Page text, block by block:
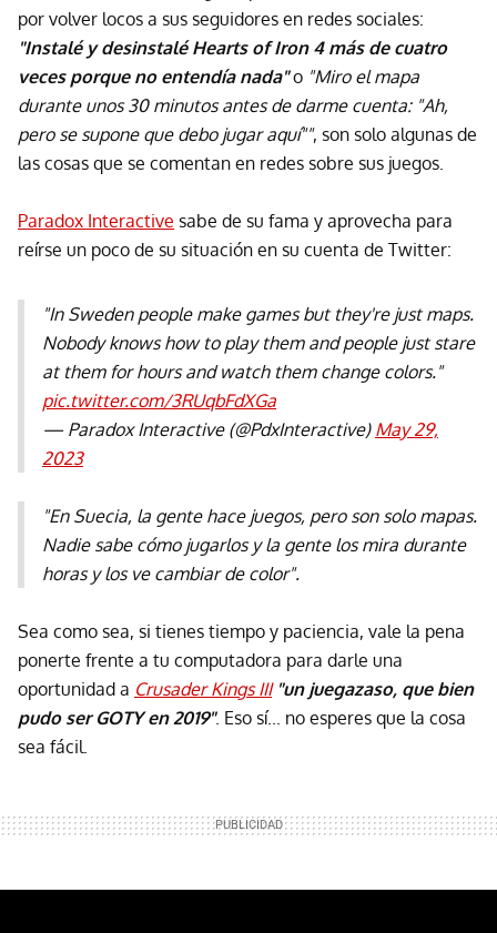
por volver locos a sus seguidores en redes sociales:
"Instalé y desinstalé Hearts of Iron 4 más de cuatro
veces porque no entendía nada"o "Miro el mapa
durante unos 30 minutos antes de darme cuenta: "Ah,
pero se supone que debo jugar aquí"", son solo algunas de
las cosas que se comentan en redes sobre sus juegos.
Paradox Interactive sabe de su fama y aprovecha para
reírse un poco de su situación en su cuenta de Twitter:
"In Sweden people make games but they're just maps.
Nobody knows how to play them and people just stare
at them for hours and watch them change colors."
pic.twitter.com/3RUqbFdXGa
— Paradox Interactive (@PdxInteractive) May 29,
2023
"En Suecia, la gente hace juegos, pero son solo mapas.
Nadie sabe cómo jugarlos y la gente los mira durante
horas y los ve cambiar de color".
Sea como sea, si tienes tiempo y paciencia, vale la pena
ponerte frente a tu computadora para darle una
oportunidad a Crusader Kings III "un juegazaso, que bien
pudo ser GOTY en 2019". Eso sí... no esperes que la cosa
sea fácil.